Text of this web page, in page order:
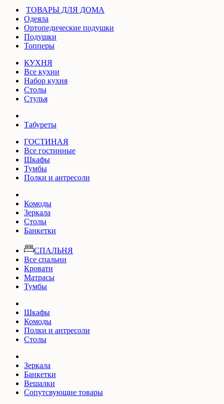
ТОВАРЫ ДЛЯ ДОМА
Одеяла
Ортопедические подушки
Подушки
Топперы
КУХНЯ
Все кухни
Набор кухня
Столы
Стулья
Табуреты
ГОСТИНАЯ
Все гостинные
Шкафы
Тумбы
Полки и антресоли
Комоды
Зеркала
Столы
Банкетки
СПАЛЬНЯ
Все спальни
Кровати
Матрасы
Тумбы
Шкафы
Комоды
Полки и антресоли
Столы
Зеркала
Банкетки
Вешалки
Сопутсвующие товары